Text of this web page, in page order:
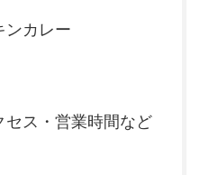
ンカレー
ス・営業時間など